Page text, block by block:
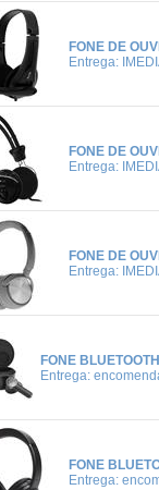
FONE DE
Entrega:
FONE DE
Entrega:
FONE DE
Entrega:
FONE
Entrega:
FONE
Entrega: